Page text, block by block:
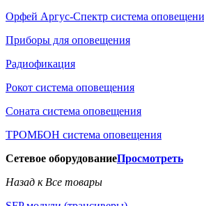
Орфей Аргус-Спектр система
Приборы для оповещения
Радиофикация
Рокот система оповещения
Соната система оповещения
ТРОМБОН система оповещения
Сетевое оборудованиеПросмотреть
Назад к Все товары